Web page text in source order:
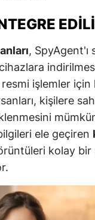
, SpyAgent'ı
işlemler için
kişilere
ele geçiren
kolay bir